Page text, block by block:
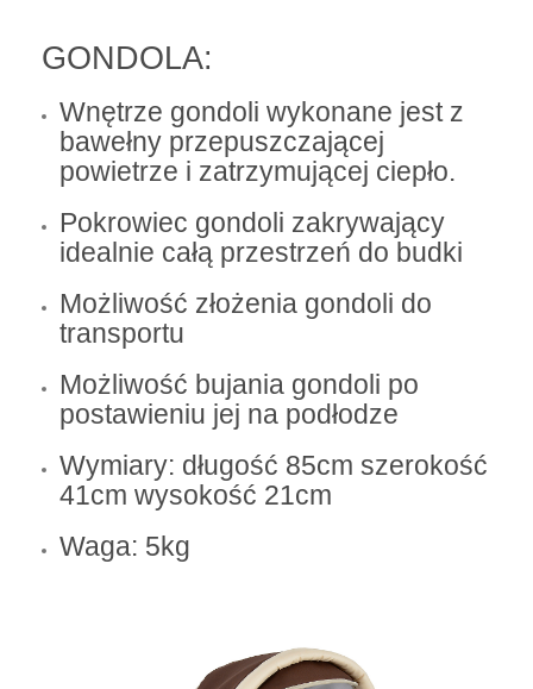
GONDOLA:
Wnętrze gondoli wykonane jest z
bawełny przepuszczającej
powietrze i zatrzymującej ciepło.
Pokrowiec gondoli zakrywający
idealnie całą przestrzeń do budki
Możliwość złożenia gondoli do
transportu
Możliwość bujania gondoli po
postawieniu jej na podłodze
Wymiary: długość 85cm szerokość
41cm wysokość 21cm
Waga: 5kg